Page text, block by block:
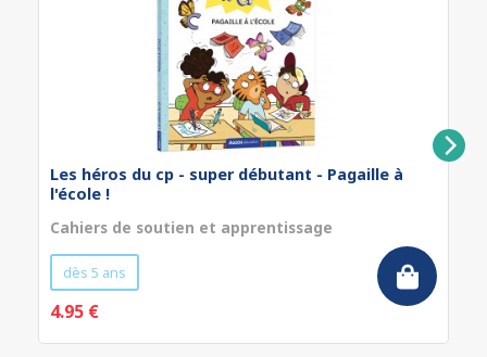
Les héros du cp - super débutant - Pagaille à
l'école !
Cahiers de soutien et apprentissage
dès 5 ans
4.95 €